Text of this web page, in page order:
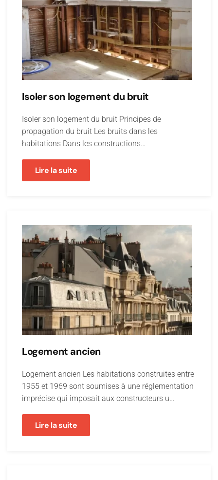
Isoler son logement du bruit
Isoler son logement du bruit Principes de
propagation du bruit Les bruits dans les
habitations Dans les constructions…
Lire la suite
Logement ancien
Logement ancien Les habitations construites entre
1955 et 1969 sont soumises à une réglementation
imprécise qui imposait aux constructeurs u…
Lire la suite